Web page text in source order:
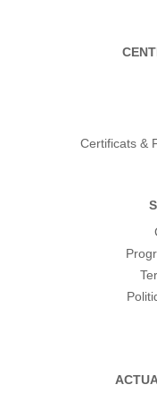
Certificats &